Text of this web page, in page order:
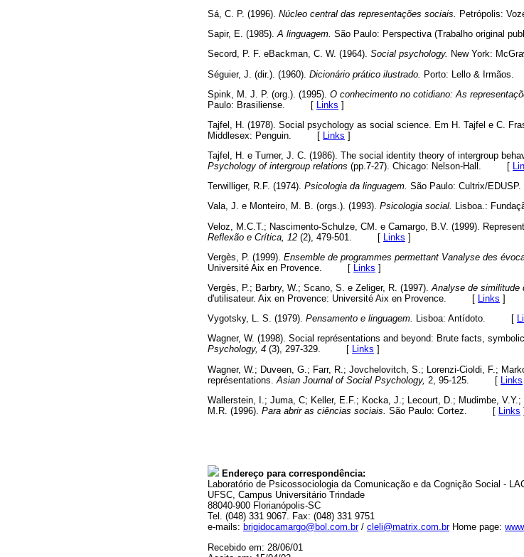
Sá, C. P. (1996). Núcleo central das representações sociais. Petrópolis:
Sapir, E. (1985). A linguagem. São Paulo: Perspectiva (Trabalho original
Secord, P. F. eBackman, C. W. (1964). Social psychology. New York:
Séguier, J. (dir.). (1960). Dicionário prático ilustrado. Porto: Lello &
Spink, M. J. P. (org.). (1995). O conhecimento no cotidiano: As
Paulo: Brasiliense. [ Links ]
Tajfel, H. (1978). Social psychology as social science. Em H. Tajfel e C.
Middlesex: Penguin. [
Links ]
Tajfel, H. e Turner, J. C. (1986). The social identity theory of intergroup
Psychology of intergroup relations (pp.7-27). Chicago: Nelson-Hall. [
Terwilliger, R.F. (1974). Psicologia da linguagem. São Paulo: Cultrix/
Vala, J. e Monteiro, M. B. (orgs.). (1993). Psicologia social. Lisboa.:
Veloz, M.C.T.; Nascimento-Schulze, CM. e Camargo, B.V. (1999).
Reflexão e Crítica, 12 (2), 479-501. [ Links ]
Vergès, P. (1999). Ensemble de programmes permettant Vanalyse des
Université Aix en Provence. [
Links ]
Vergès, P.; Barbry, W.; Scano, S. e Zeliger, R. (1997).Analyse de similitude
d'utilisateur. Aix en Provence: Université Aix en Provence. [ Links ]
Vygotsky, L. S. (1979). Pensamento e linguagem. Lisboa: Antídoto. [
Wagner, W. (1998). Social représentations and beyond: Brute facts,
Psychology, 4 (3), 297-329. [ Links ]
Wagner, W.; Duveen, G.; Farr, R.; Jovchelovitch, S.; Lorenzi-Cioldi, F.;
représentations. Asian Journal of Social Psychology, 2, 95-125. [ Links
Wallerstein, I.; Juma, C; Keller, E.F.; Kocka, J.; Lecourt, D.; Mudimbe,
M.R. (1996). Para abrir as ciências sociais. São Paulo: Cortez. [ Links ]
Endereço para correspondência:
Laboratório de Psicossociologia da Comunicação e da Cognição Social -
UFSC, Campus Universitário Trindade
88040-900 Florianópolis-SC
Tel. (048) 331 9067. Fax: (048) 331 9751
e-mails: brigidocamargo@bol.com.br/ cleli@matrix.com.brHome page:
Recebido em: 28/06/01